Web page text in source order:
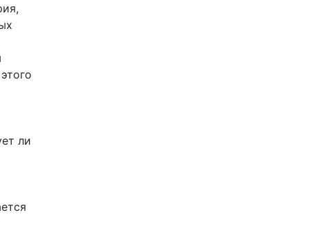
ли